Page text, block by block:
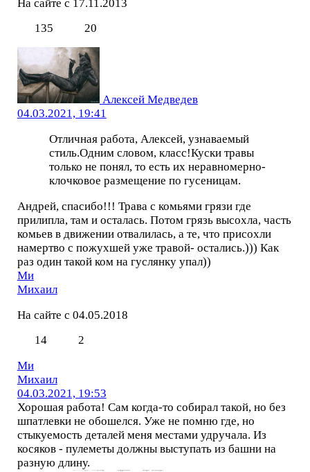
На сайте с 17.11.2013
135
20
Алексей Медведев
04.03.2021, 19:41
Отличная работа, Алексей, узнаваемый
стиль.Одним словом, класс!Куски травы
только не понял, то есть их неравномерно-
клочковое размещение по гусеницам.
Андрей, спасибо!!! Трава с комьями грязи где
прилипла, там и осталась. Потом грязь высохла, часть
комьев в движении отвалилась, а те, что присохли
намертво с пожухшей уже травой- остались.))) Как
раз один такой ком на гуслянку упал))
Ми
Михаил
На сайте с 04.05.2018
14
2
Ми
Михаил
04.03.2021, 19:53
Хорошая работа! Сам когда-то собирал такой, но без
шпатлевки не обошелся. Уже не помню где, но
стыкуемость деталей меня местами удручала. Из
косяков - пулеметы должны выступать из башни на
разную длину.